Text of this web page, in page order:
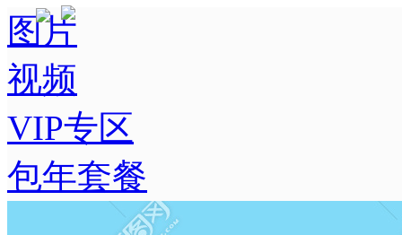
图片
视频
VIP专区
包年套餐